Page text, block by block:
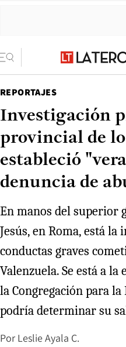
REPORTAJES
Investigación
provincial de
estableció
denuncia de
En manos del superior
Jesús, en Roma, está
conductas graves
Valenzuela. Se está a la
la Congregación para
podría determinar su
Por Leslie Ayala C.